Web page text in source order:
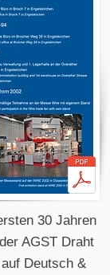
30 Jahren
AGST Draht
Deutsch &